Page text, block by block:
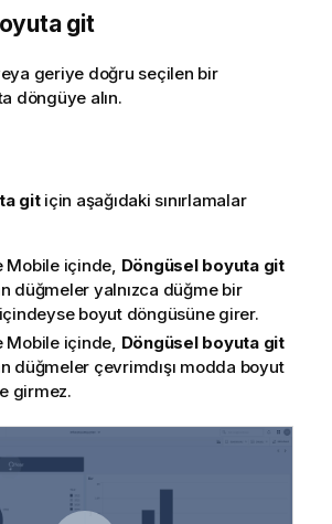
git
geriye doğru seçilen bir
döngüye alın.
gitiçin aşağıdaki sınırlamalar
Mobileiçinde, Döngüsel boyuta git
düğmeler yalnızca düğme bir
içindeyse boyut döngüsüne girer.
Mobileiçinde, Döngüsel boyuta git
düğmeler çevrimdışı modda boyut
girmez.